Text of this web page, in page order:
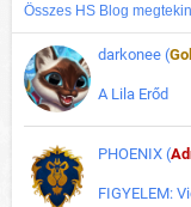
Összes HS Blog
darkonee (
A Lila Erőd
PHOENIX (
FIGYELEM: